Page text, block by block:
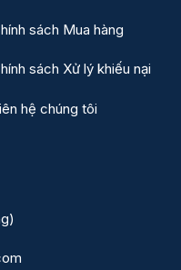
sách Mua hàng
sách Xử lý khiếu nại
hệ chúng tôi